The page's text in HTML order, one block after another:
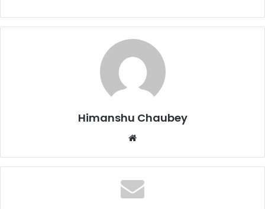
c
e
st
o
ai
l
ar
e
Himanshu Chaubey